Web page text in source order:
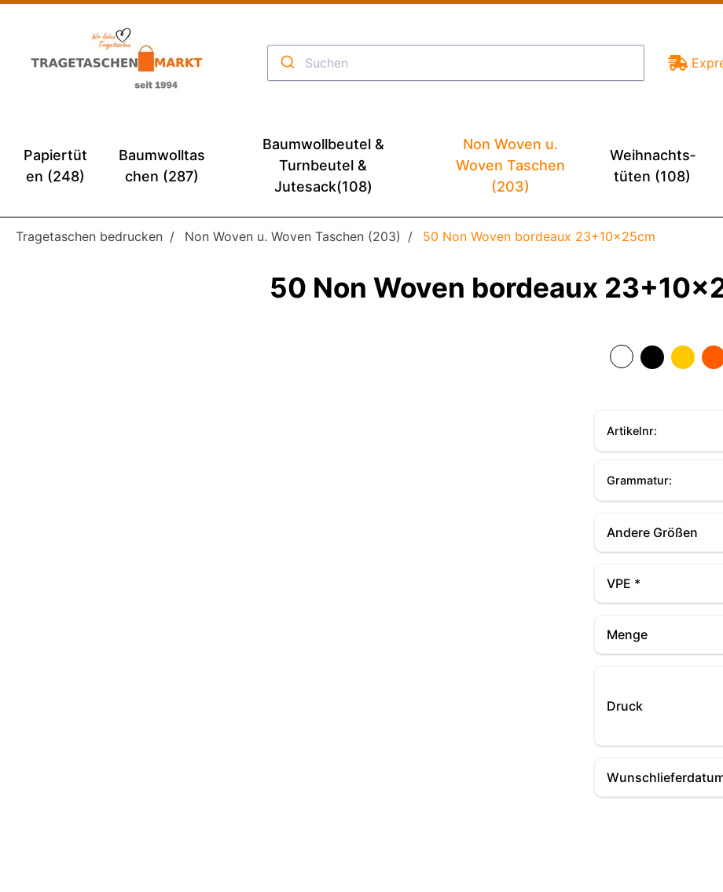
Papiertüt
en (248)
Baumwolltas
chen (287)
Baumwollbeutel &
Turnbeutel &
Jutesack(108)
Non Woven u.
Woven Taschen
(203)
Weihnachts­
tüten (108)
Tragetaschen bedrucken Non Woven u. Woven Taschen (203) 50 Non Woven bordeaux 23+10x25cm
50 Non Woven bordeaux
Artikelnr:
Grammatur:
Andere Größen
VPE *
Menge
Druck